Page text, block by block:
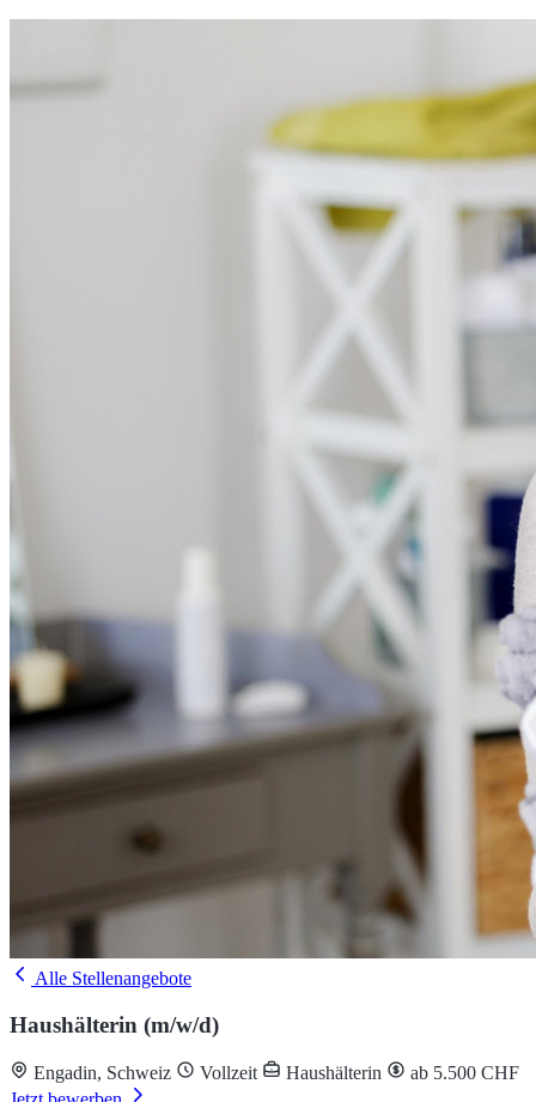
Alle Stellenangebote
Haushälterin (m/w/d)
Engadin, Schweiz Vollzeit Haushälterin
ab 5.500 CHF